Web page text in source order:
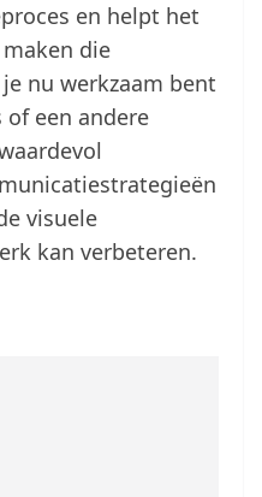
en helpt het
die
nu werkzaam bent
of een andere
visuele
kan verbeteren.